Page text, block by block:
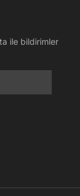
ile bildirimler